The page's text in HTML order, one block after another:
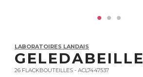
LABORATOIRES LANDAIS
GELEDABEILLE
26 FLACKBOUTEILLES - ACL7447537